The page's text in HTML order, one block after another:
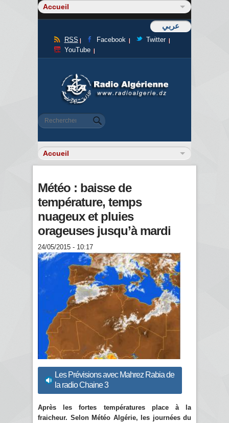
عربي
RSS Facebook
Twitter
YouTube
Formulaire de recherche
Rechercher
Météo : baisse de
température, temps
nuageux et pluies
orageuses jusqu’à mardi
24/05/2015 - 10:17
Les Prévisions avec Mahrez Rabia de
la radio Chaine 3
Après les fortes températures place à la
fraicheur. Selon Météo Algérie, les journées du